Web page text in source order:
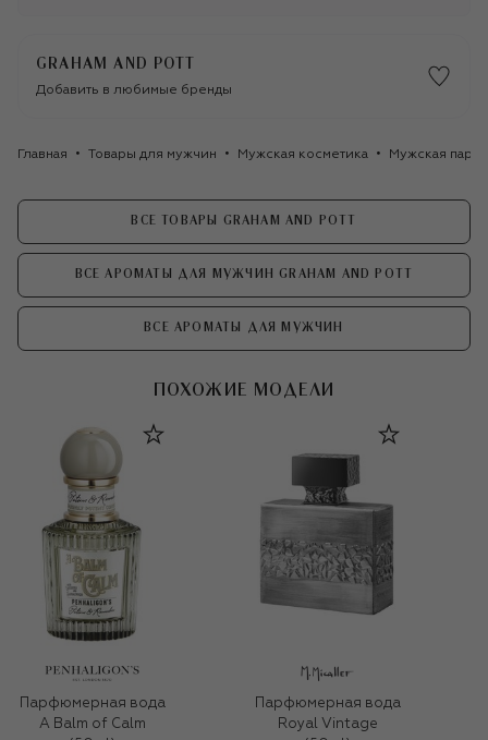
GRAHAM AND POTT
Добавить в любимые бренды
Главная Товары для мужчин Мужская косметика Мужская
ВСЕ ТОВАРЫ GRAHAM AND POTT
ВСЕ АРОМАТЫ ДЛЯ МУЖЧИН GRAHAM AND POTT
ВСЕ АРОМАТЫ ДЛЯ МУЖЧИН
ПОХОЖИЕ МОДЕЛИ
Парфюмерная вода
A Balm of Calm
Парфюмерная вода
Royal Vintage